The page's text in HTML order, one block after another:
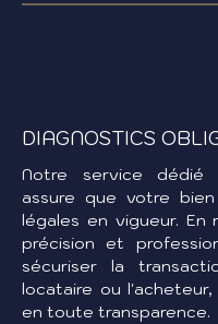
DIAGNOSTICS
Notre service dédié
assure que votre
légales en vigueur. En
précision et
sécuriser la
locataire ou
en toute transparence.